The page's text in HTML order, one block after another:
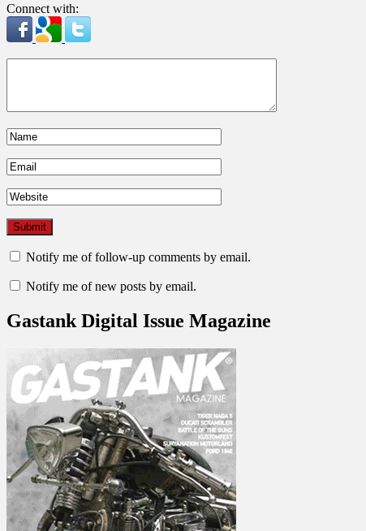
Connect with:
Notify me of follow-up comments by email.
Notify me of new posts by email.
Gastank Digital Issue Magazine